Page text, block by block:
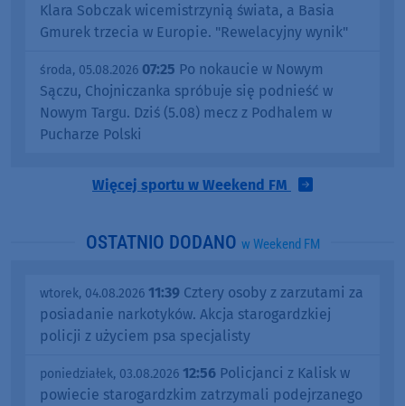
Klara Sobczak wicemistrzynią świata, a Basia
Gmurek trzecia w Europie. "Rewelacyjny wynik"
środa, 05.08.2026 07:25 Po nokaucie w Nowym
Sączu, Chojniczanka spróbuje się podnieść w
Nowym Targu. Dziś (5.08) mecz z Podhalem w
Pucharze Polski
Więcej sportu w Weekend FM
OSTATNIO DODANO w Weekend FM
wtorek, 04.08.2026 11:39 Cztery osoby z zarzutami za
posiadanie narkotyków. Akcja starogardzkiej
policji z użyciem psa specjalisty
poniedziałek, 03.08.2026 12:56 Policjanci z Kalisk w
powiecie starogardzkim zatrzymali podejrzanego